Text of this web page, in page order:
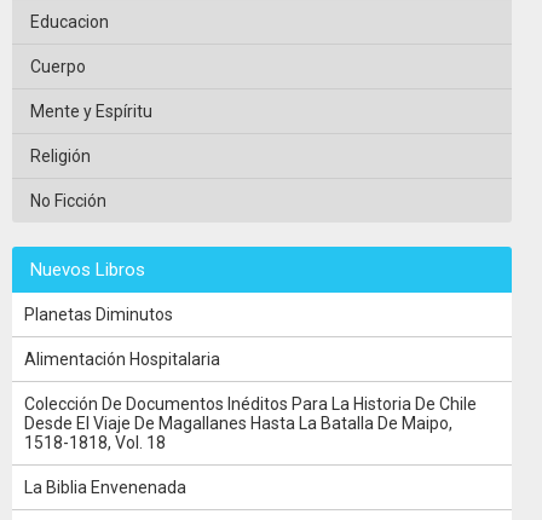
Educacion
Cuerpo
Mente y Espíritu
Religión
No Ficción
Nuevos Libros
Planetas Diminutos
Alimentación Hospitalaria
Colección De Documentos Inéditos Para La Historia De Chile
Desde El Viaje De Magallanes Hasta La Batalla De Maipo,
1518-1818, Vol. 18
La Biblia Envenenada